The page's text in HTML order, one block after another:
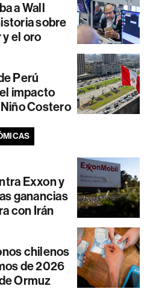
a Wall
sobre
el oro
Perú
impacto
Costero
Exxon y
ganancias
con Irán
chilenos
de 2026
Ormuz